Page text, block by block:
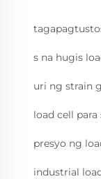
s na hugis
uri ng strain
load cell
presyo ng
industrial